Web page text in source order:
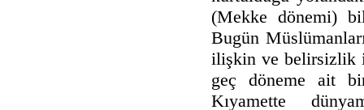
(Mekke dönemi)
Bugün
ilişkin ve belirsizlik
geç döneme ait
Kıyamette